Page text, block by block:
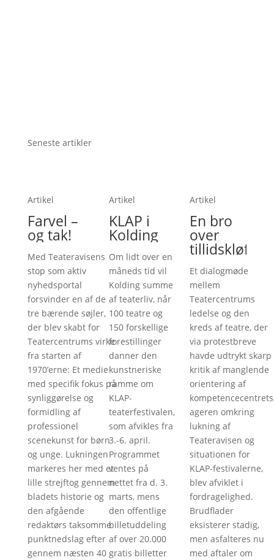
Seneste artikler
Artikel
Farvel –
og tak!
Med Teateravisens
stop som aktiv
nyhedsportal
forsvinder en af de
tre bærende søjler,
der blev skabt for
Teatercentrums virke
fra starten af
1970’erne: Et medie
med specifik fokus på
synliggørelse og
formidling af
professionel
scenekunst for børn
og unge. Lukningen
markeres her med et
lille strejftog gennem
bladets historie og
den afgående
redaktørs taksomme
punktnedslag efter
gennem næsten 40
Artikel
KLAP i
Kolding
Om lidt over en
måneds tid vil
Kolding summe
af teaterliv, når
100 teatre og
150 forskellige
forestillinger
danner den
kunstneriske
ramme om
KLAP-
teaterfestivalen,
som afvikles fra
3.-6. april.
Programmet
ventes på
nettet fra d. 3.
marts, mens
den offentlige
billetuddeling
af over 20.000
gratis billetter
Artikel
En bro
over
tillidskløften
Et dialogmøde
mellem
Teatercentrums
ledelse og den
kreds af teatre, der
via protestbreve
havde udtrykt skarp
kritik af manglende
orientering af
kompetencecentrets
ageren omkring
lukning af
Teateravisen og
situationen for
KLAP-festivalerne,
blev afviklet i
fordragelighed.
Brudflader
eksisterer stadig,
men asfalteres nu
med aftaler om